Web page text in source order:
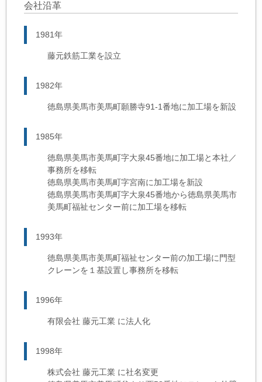
会社沿革
1981年
藤元鉄筋工業を設立
1982年
徳島県美馬市美馬町願勝寺91-1番地に加工場を新設
1985年
徳島県美馬市美馬町字大泉45番地に加工場と本社／
事務所を移転
徳島県美馬市美馬町字宮南に加工場を新設
徳島県美馬市美馬町字大泉45番地から徳島県美馬市
美馬町福祉センター前に加工場を移転
1993年
徳島県美馬市美馬町福祉センター前の加工場に門型
クレーンを１基設置し事務所を移転
1996年
有限会社 藤元工業 に法人化
1998年
株式会社 藤元工業 に社名変更